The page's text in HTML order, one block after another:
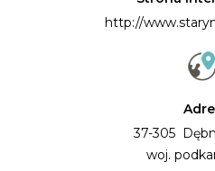
http://
37-305
woj.